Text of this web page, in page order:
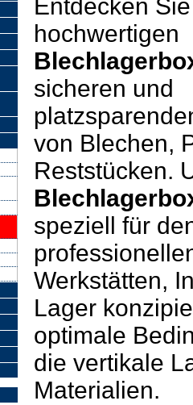
Entdecken
hochwertigen
sicheren und
von Blechen,
Reststücken.
speziell für
Werkstätten,
Lager
optimale
die vertikale
Materialien.